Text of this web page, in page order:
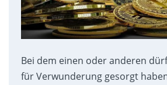
Bei dem einen oder anderen
für Verwunderung gesorgt